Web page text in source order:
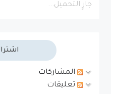
جارٍ التحميل...
المشاركات
تعليقات